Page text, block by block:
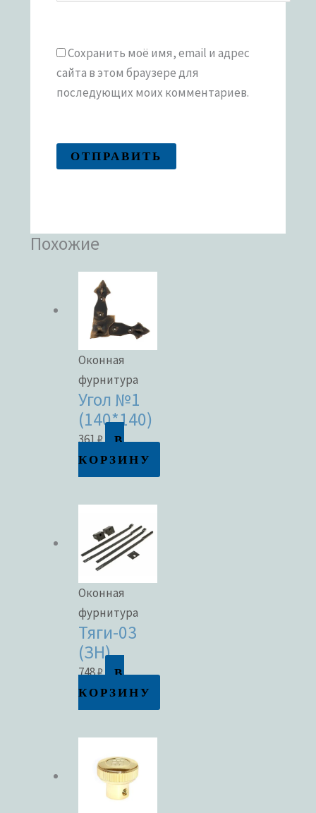
Сохранить моё имя, email и адрес
сайта в этом браузере для
последующих моих комментариев.
Похожие
Оконная
фурнитура
Угол №1
(140*140)
361₽
В
КОРЗИНУ
Оконная
фурнитура
Тяги-03
(ЗН)
748₽
В
КОРЗИНУ